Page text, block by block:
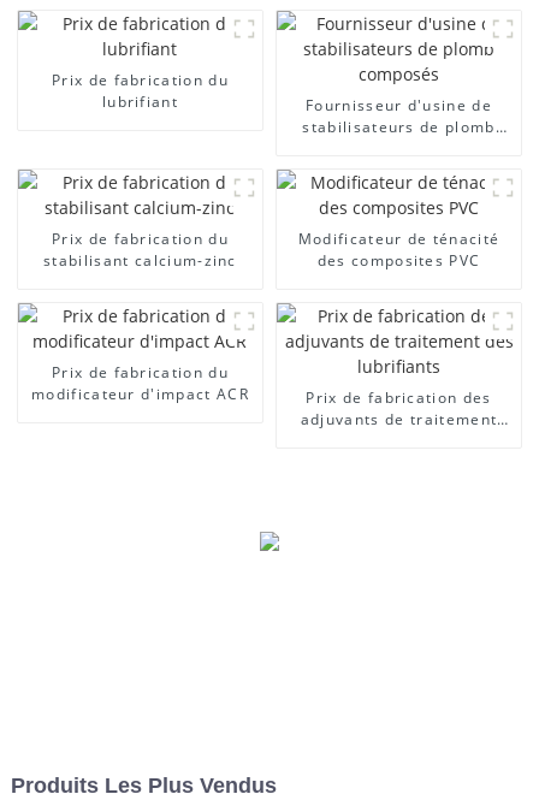
Prix ​​de fabrication du
lubrifiant
Fournisseur d'usine de
stabilisateurs de plomb
Prix ​​de fabrication du
stabilisant calcium-zinc
Modificateur de ténacité
des composites PVC
Prix ​​de fabrication du
modificateur d'impact ACR
Prix ​​de fabrication des
adjuvants de traitement
Produits Les Plus Vendus